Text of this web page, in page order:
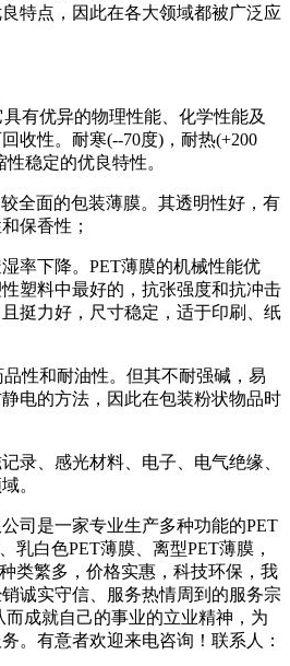
特点，因此在各大领域都被广泛应
有优异的物理性能、化学性能及
收性。耐寒(--70度)，耐热(+200
稳定的优良特性。
全面的包装薄膜。其透明性好，有
保香性；
率下降。PET薄膜的机械性能优
塑料中最好的，抗张强度和抗冲击
挺力好，尺寸稳定，适于印刷、纸
性和耐油性。但其不耐强碱，易
电的方法，因此在包装粉状物品时
录、感光材料、电子、电气绝缘、
。
司是一家专业生产多种功能的PET
乳白色PET薄膜、离型PET薄膜，
类繁多，价格实惠，科技环保，我
诚实守信、服务热情周到的服务宗
而成就自己的事业的立业精神，为
。有意者欢迎来电咨询！联系人：